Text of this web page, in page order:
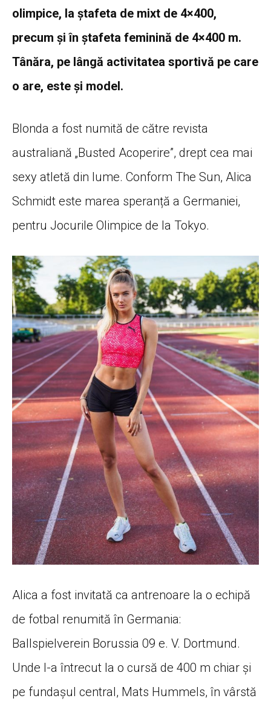
olimpice, la ștafeta de mixt de 4×400,
precum și în ștafeta feminină de 4×400 m.
Tânăra, pe lângă activitatea sportivă pe care
o are, este și model.
Blonda a fost numită de către revista
australiană „Busted Acoperire”, drept cea mai
sexy atletă din lume. Conform The Sun, Alica
Schmidt este marea speranță a Germaniei,
pentru Jocurile Olimpice de la Tokyo.
Alica a fost invitată ca antrenoare la o echipă
de fotbal renumită în Germania:
Ballspielverein Borussia 09 e. V. Dortmund.
Unde l-a întrecut la o cursă de 400 m chiar și
pe fundașul central, Mats Hummels, în vârstă